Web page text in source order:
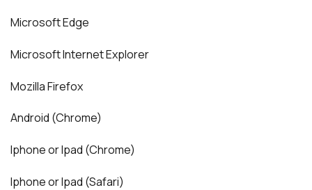
Microsoft Edge
Microsoft Internet Explorer
Mozilla Firefox
Android (Chrome)
Iphone or Ipad (Chrome)
Iphone or Ipad (Safari)